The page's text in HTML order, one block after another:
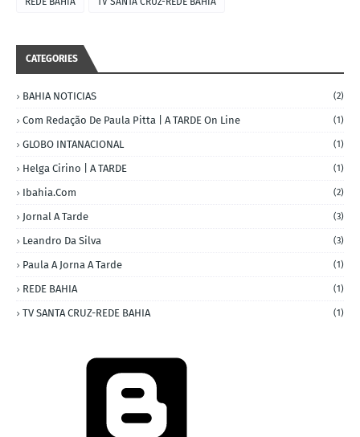
CATEGORIES
BAHIA NOTICIAS (2)
Com Redação De Paula Pitta | A TARDE On Line (1)
GLOBO INTANACIONAL (1)
Helga Cirino | A TARDE (1)
Ibahia.com (2)
Jornal A Tarde (3)
Leandro Da Silva (3)
Paula A Jorna A Tarde (1)
REDE BAHIA (1)
TV SANTA CRUZ-REDE BAHIA (1)